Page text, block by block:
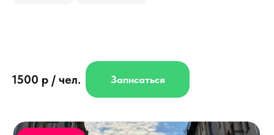
1500 р / чел. Записаться